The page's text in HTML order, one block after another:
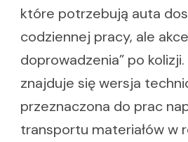
które potrzebują auta
codziennej pracy, ale
doprowadzenia” po kolizji.
znajduje się wersja
przeznaczona do prac
transportu materiałów w